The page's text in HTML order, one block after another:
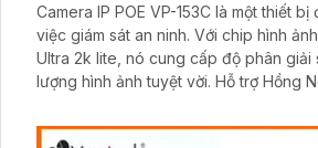
Camera IP POE VP-153C là một thiết
việc giám sát an ninh. Với chip hình ảnh 3.0 megapixel
Ultra 2k lite, nó cung cấp độ phân giải
lượng hình ảnh tuyệt vời. Hỗ trợ Hồng Ngoại Smart IR với
bảo an ninh cho ngày và đêm